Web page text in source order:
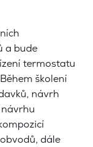
a bude
termostatu
školení
návrh
dále